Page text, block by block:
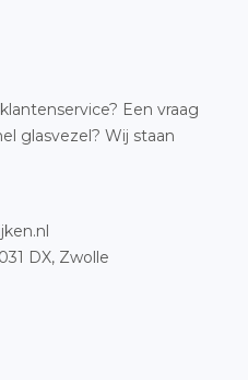
Een vraag
glasvezel? Wij staan
DX, Zwolle